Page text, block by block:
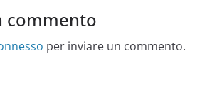
commento
per inviare un commento.